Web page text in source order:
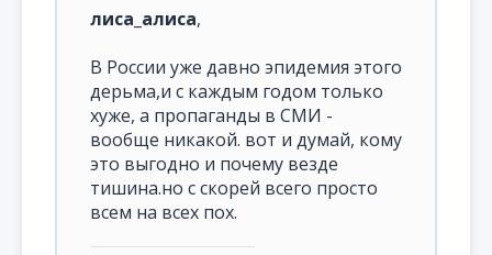
лиса_алиса,
В России уже давно эпидемия этого
дерьма,и с каждым годом только
хуже, а пропаганды в СМИ -
вообще никакой. вот и думай, кому
это выгодно и почему везде
тишина.но с скорей всего просто
всем на всех пох.